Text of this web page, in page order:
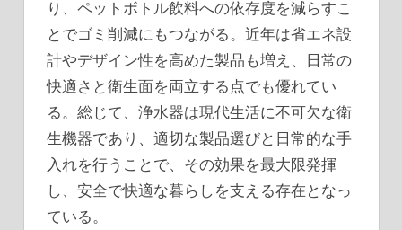
り、ペットボトル飲料への依存度を減らすこ
とでゴミ削減にもつながる。近年は省エネ設
計やデザイン性を高めた製品も増え、日常の
快適さと衛生面を両立する点でも優れてい
る。総じて、浄水器は現代生活に不可欠な衛
生機器であり、適切な製品選びと日常的な手
入れを行うことで、その効果を最大限発揮
し、安全で快適な暮らしを支える存在となっ
ている。